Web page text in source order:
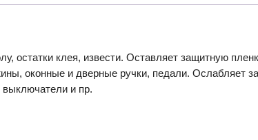
остатки клея, извести. Оставляет защитную
оконные и дверные ручки, педали. Ослабляет
и пр.